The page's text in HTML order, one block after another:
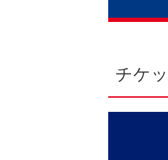
チケ